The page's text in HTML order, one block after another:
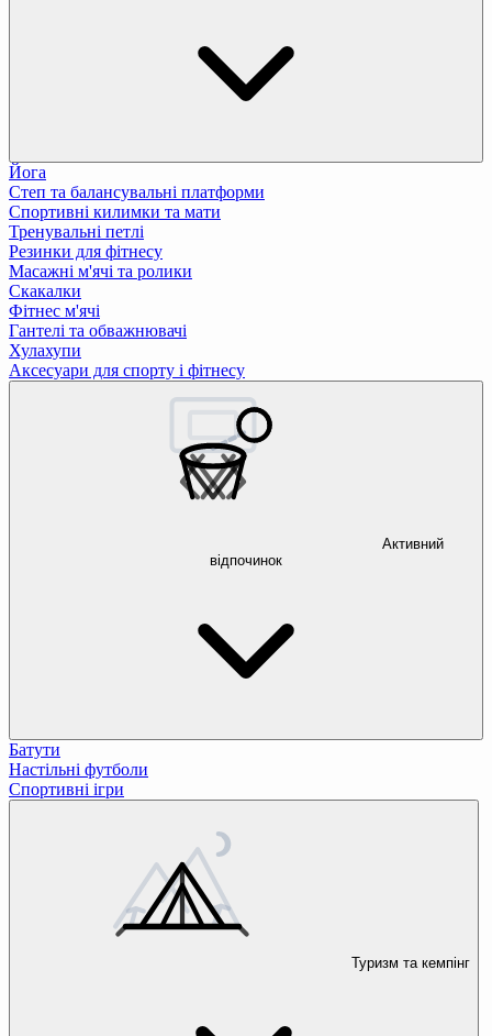
Йога
Степ та балансувальні платформи
Спортивні килимки та мати
Тренувальні петлі
Резинки для фітнесу
Масажні м'ячі та ролики
Скакалки
Фітнес м'ячі
Гантелі та обважнювачі
Хулахупи
Аксесуари для спорту і фітнесу
Активний
відпочинок
Батути
Настільні футболи
Спортивні ігри
Туризм та кемпінг